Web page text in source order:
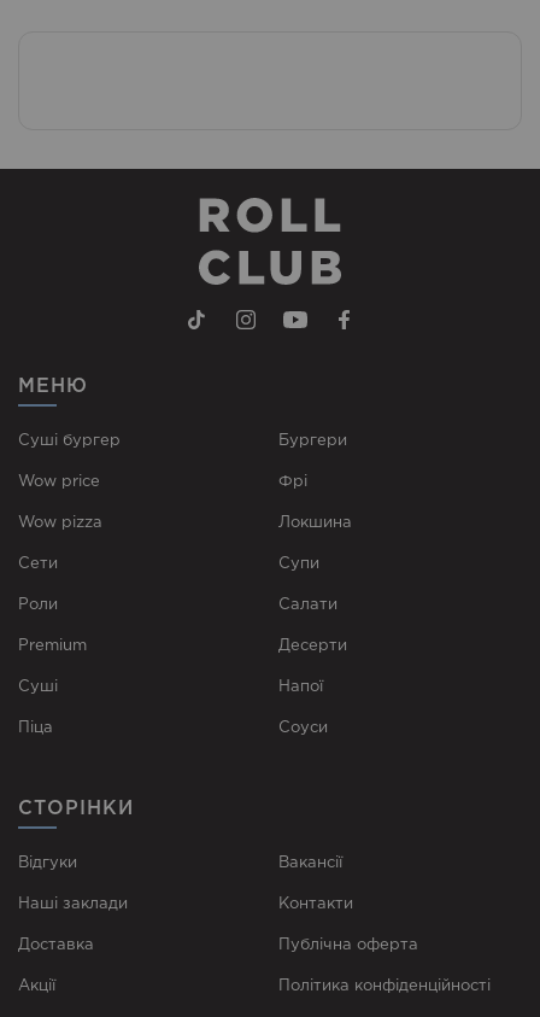
МЕНЮ
Суші бургер
Wow price
Wow pizza
Сети
Роли
Premium
Суші
Піца
Бургери
Фрі
Локшина
Супи
Cалати
Десерти
Напої
Соуси
СТОРІНКИ
Відгуки
Наші заклади
Доставка
Акції
Вакансії
Контакти
Публічна оферта
Політика конфіденційності